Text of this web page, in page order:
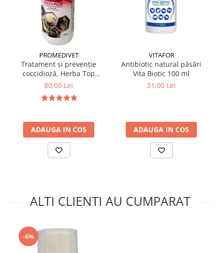
PROMEDIVET
Tratament si prevenție
coccidioză, Herba Top
Cocci-Plus 500 ml
80,00 Lei
ADAUGA IN COS
VITAFOR
Antibiotic natural păsări
Vita Biotic 100 ml
31,00 Lei
ADAUGA IN COS
ALTI CLIENTI AU CUMPARAT
-6%